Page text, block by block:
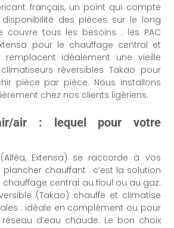
français, un point qui compte
des pièces sur le long
couvre tous les besoins : les PAC
pour le chauffage central et
remplacent idéalement une vieille
réversibles Takao pour
pièce par pièce. Nous installons
chez nos clients ligériens.
air : lequel pour votre
Extensa) se raccorde à vos
chauffant : c’est la solution
central au fioul ou au gaz.
(Takao) chauffe et climatise
: idéale en complément ou pour
d’eau chaude. Le bon choix